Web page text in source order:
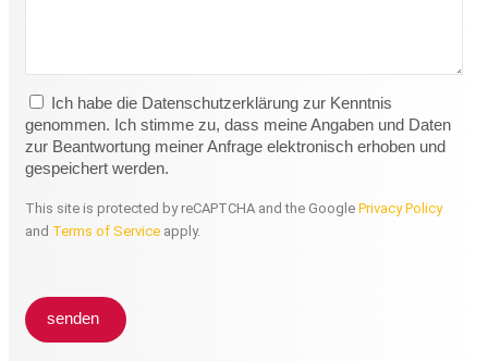
Ich habe die Datenschutzerklärung zur Kenntnis
genommen. Ich stimme zu, dass meine Angaben und Daten
zur Beantwortung meiner Anfrage elektronisch erhoben und
gespeichert werden.
This site is protected by reCAPTCHA and the Google Privacy Policy
and Terms of Service apply.
senden